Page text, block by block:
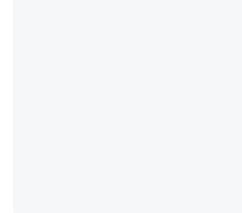
ウチもEchoを実家に置いて４年。でた
ちぼちRingも置こうかと画策中。あと、
位置情報を共有してる。電池残量や充電
─たまにLINEするくらいだった遠方の父67歳と
コミュニケーションが劇的に変化した｜